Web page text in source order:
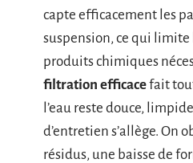
capte efficacement les
suspension, ce qui
produits chimiques
filtration efficacefait
l’eau reste douce,
d’entretien s’allège. On
résidus, une baisse de